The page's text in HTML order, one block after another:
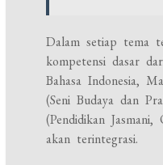
Dalam setiap tema
kompetensi dasar
Bahasa Indonesia,
(Seni Budaya dan
(Pendidikan
akan terintegrasi.